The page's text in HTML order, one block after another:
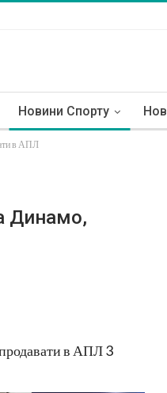
Новини Спорту
в АПЛ
Динамо,
в АПЛ 3